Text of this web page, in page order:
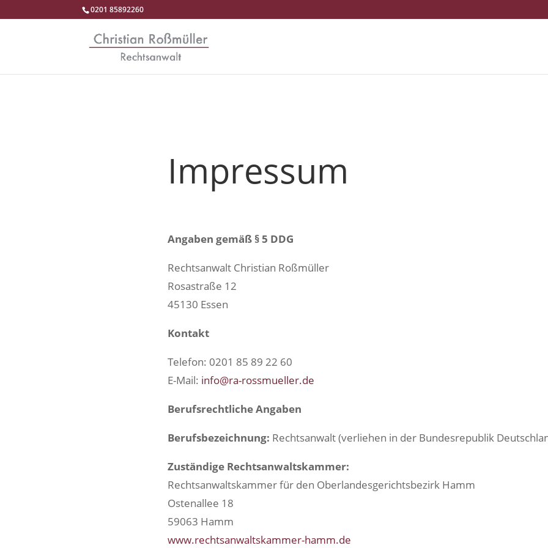
0201 85892260
Impressum
Angaben gemäß § 5 DDG
Rechtsanwalt Christian Roßmüller
Rosastraße 12
45130 Essen
Kontakt
Telefon: 0201 85 89 22 60
E-Mail: info@ra-rossmueller.de
Berufsrechtliche Angaben
Berufsbezeichnung: Rechtsanwalt (verliehen in der Bundesrepublik
Zuständige Rechtsanwaltskammer:
Rechtsanwaltskammer für den Oberlandesgerichtsbezirk Hamm
Ostenallee 18
59063 Hamm
www.rechtsanwaltskammer-hamm.de